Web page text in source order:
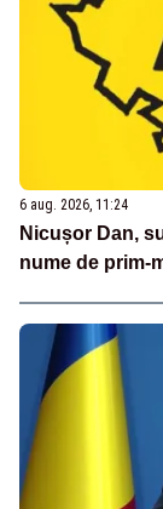
6 aug. 2026, 11:24
Nicușor Dan,
nume de prim-